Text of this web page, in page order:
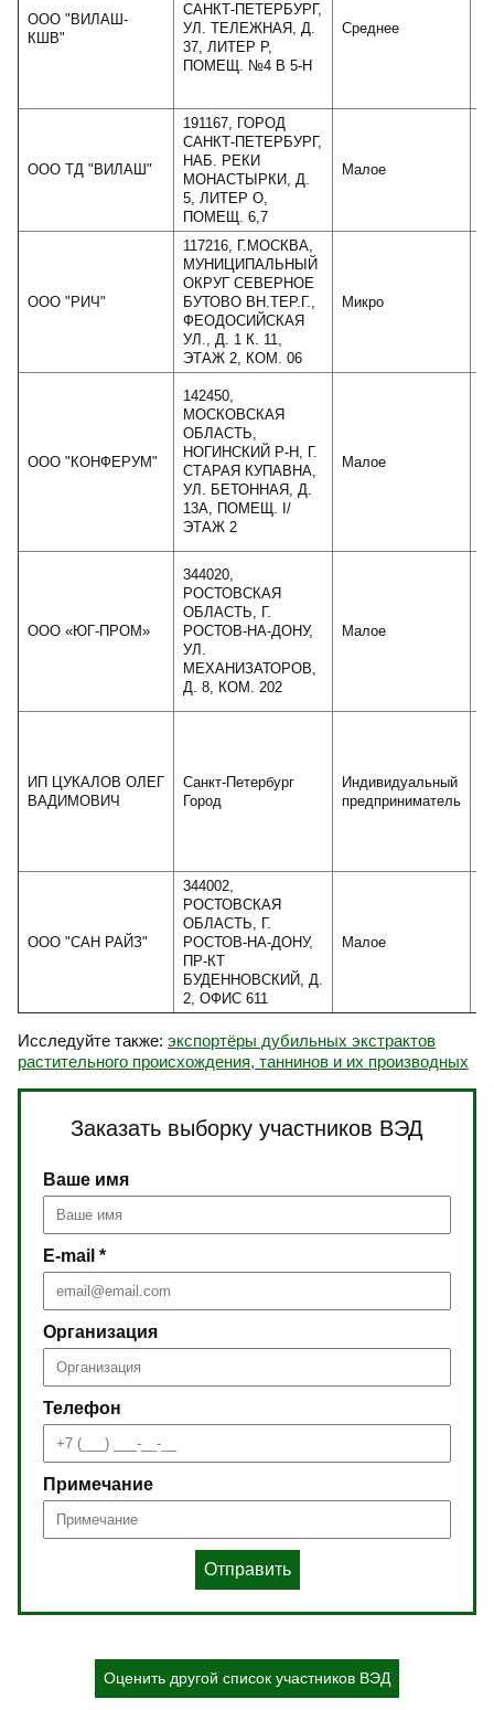
ООО "ВИЛАШ-
КШВ"
САНКТ-ПЕТЕРБУРГ,
УЛ. ТЕЛЕЖНАЯ, Д.
37, ЛИТЕР Р,
ПОМЕЩ. №4 В 5-Н
Среднее
ООО ТД "ВИЛАШ"
191167, ГОРОД
САНКТ-ПЕТЕРБУРГ,
НАБ. РЕКИ
МОНАСТЫРКИ, Д.
5, ЛИТЕР О,
ПОМЕЩ. 6,7
Малое
ООО "РИЧ"
117216, Г.МОСКВА,
МУНИЦИПАЛЬНЫЙ
ОКРУГ СЕВЕРНОЕ
БУТОВО ВН.ТЕР.Г.,
ФЕОДОСИЙСКАЯ
УЛ., Д. 1 К. 11,
ЭТАЖ 2, КОМ. 06
Микро
ООО "КОНФЕРУМ"
142450,
МОСКОВСКАЯ
ОБЛАСТЬ,
НОГИНСКИЙ Р-Н, Г.
СТАРАЯ КУПАВНА,
УЛ. БЕТОННАЯ, Д.
13А, ПОМЕЩ. I/
ЭТАЖ 2
Малое
ООО «ЮГ-ПРОМ»
344020,
РОСТОВСКАЯ
ОБЛАСТЬ, Г.
РОСТОВ-НА-ДОНУ,
УЛ.
МЕХАНИЗАТОРОВ,
Д. 8, КОМ. 202
Малое
ИП ЦУКАЛОВ ОЛЕГ
ВАДИМОВИЧ
Санкт-Петербург
Город
Индивидуальный
предприниматель
ООО "САН РАЙЗ"
344002,
РОСТОВСКАЯ
ОБЛАСТЬ, Г.
РОСТОВ-НА-ДОНУ,
ПР-КТ
БУДЕННОВСКИЙ, Д.
2, ОФИС 611
Малое
Исследуйте также: экспортёры дубильных экстрактов
растительного происхождения, таннинов и их производных
Заказать выборку участников ВЭД
Ваше имя
E-mail *
Организация
Телефон
Примечание
Отправить
Оценить другой список участников ВЭД